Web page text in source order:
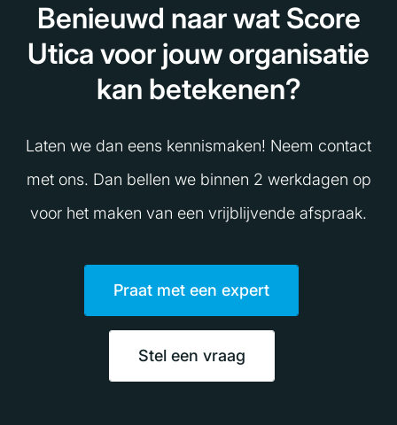
Benieuwd naar wat Score
Utica voor jouw organisatie
kan betekenen?
Laten we dan eens kennismaken! Neem contact
met ons. Dan bellen we binnen 2 werkdagen op
voor het maken van een vrijblijvende afspraak.
Praat met een expert
Stel een vraag